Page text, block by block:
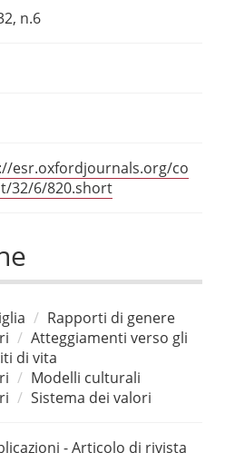
n.6
esr.oxfordjournals.org/co
32/6/820.short
Rapporti di genere
Atteggiamenti verso gli
di vita
Modelli culturali
Sistema dei valori
- Articolo di rivista